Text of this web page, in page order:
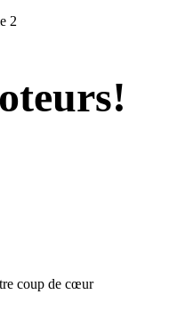
2
coup de cœur